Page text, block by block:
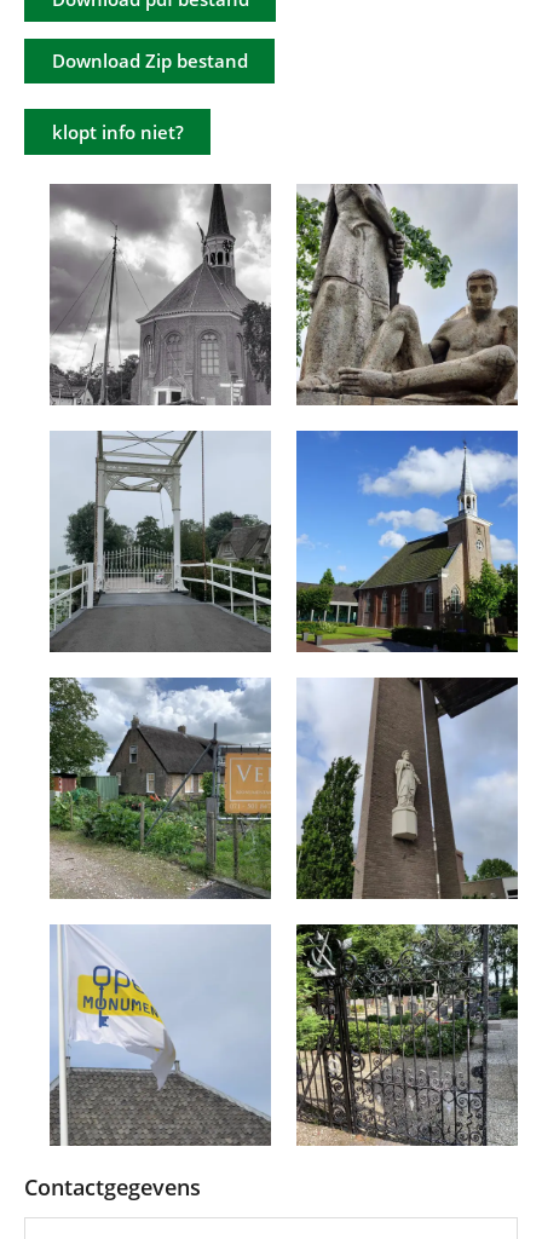
Download Zip bestand
klopt info niet?
Contactgegevens